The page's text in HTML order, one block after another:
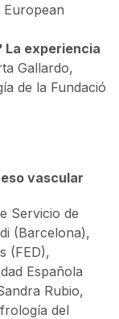
European
La experiencia
Gallardo,
de la Fundació
vascular
Servicio de
(Barcelona),
(FED),
Española
Rubio,
del